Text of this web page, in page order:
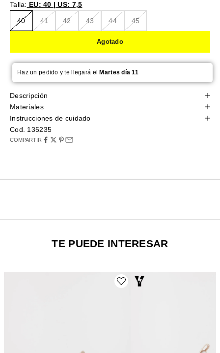
Talla: EU: 40 | US: 7,5
40 41 42 43 44 45
Agotado
Haz un pedido y te llegará elMartes día 11
Descripción
Materiales
Instrucciones de cuidado
Cod. 135235
COMPARTIR
TE PUEDE INTERESAR